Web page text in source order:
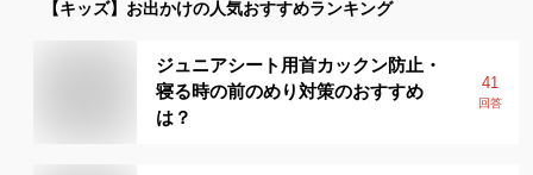
【キッズ】 お出かけの人気おすすめランキング
ジュニアシート用首カックン防止・
寝る時の前のめり対策のおすすめ
は？
41
回答